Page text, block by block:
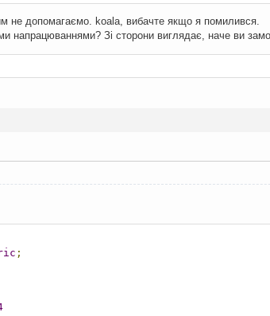
не допомагаємо. koala, вибачте якщо я помилився.
напрацюваннями? Зі сторони виглядає, наче ви
;